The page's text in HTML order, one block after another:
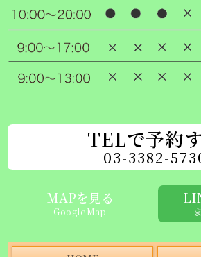
TELで予約
03-3382-
MAPを見る
GoogleMap